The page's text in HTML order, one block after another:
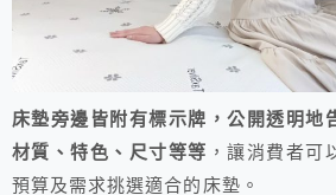
床墊旁邊皆附有標示牌，公開透明地
材質、特色、尺寸等等 ，讓消費者可
預算及需求挑選適合的床墊。